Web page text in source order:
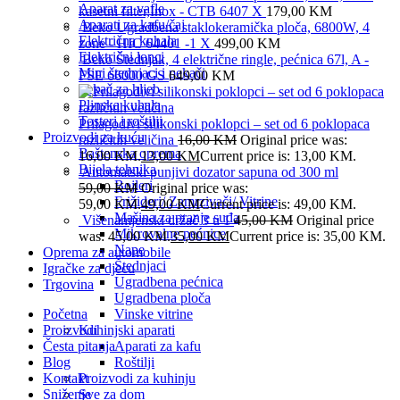
Aparat za vafle
Aparati za kafu/čaj
Električna kuhala
Električni lonci
Mini štednjaci i pekači
Pekač za hljeb
Plinska kuhala
Tosteri i roštilji
Proizvodi za kuću
Baštenska oprema
Bijela tehnika
Bojleri
Frižideri/ Zamrzivači/ Vitrine
Mašina za pranje suđa
Mikrovalne pećnice
Nape
Štednjaci
Ugradbena pećnica
Ugradbena ploča
Vinske vitrine
Kuhinjski aparati
Aparati za kafu
Roštilji
Proizvodi za kuhinju
Sve za dom
kasetni filter,Inox - CTB 6407 X 179,00 KM
Beko Ugradbena staklokeramička ploča, 6800W, 4
zone - HIC 64401 -1 X 499,00 KM
Beko Štednjak, 4 električne ringle, pećnica 67l, A -
FSE 66000 GS649,00 KM
Prilagodivi silikonski poklopci – set od 6 poklopaca
različitih veličina 16,00KM Original price was:
16,00 KM.13,00KMCurrent price is: 13,00 KM.
Automatski punjivi dozator sapuna od 300 ml
59,00KM Original price was:
59,00 KM.49,00KMCurrent price is: 49,00 KM.
Višenamjenski držač 3 u 145,00KM Original price
was: 45,00 KM.35,00KMCurrent price is: 35,00 KM.
Oprema za automobile
Igračke za djecu
Trgovina
Početna
Proizvodi
Česta pitanja
Blog
Kontakt
Sniženje